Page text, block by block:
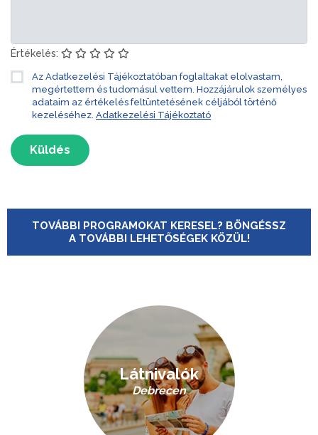
Értékelés:
Az Adatkezelési Tájékoztatóban foglaltakat elolvastam,
megértettem és tudomásul vettem. Hozzájárulok személyes
adataim az értékelés feltüntetésének céljából történő
kezeléséhez. Adatkezelési Tájékoztató
Küldés
TOVÁBBI PROGRAMOKAT KERESEL? BÖNGÉSSZ
A TOVÁBBI LEHETŐSÉGEK KÖZÜL!
Látnivalók
Debrecen